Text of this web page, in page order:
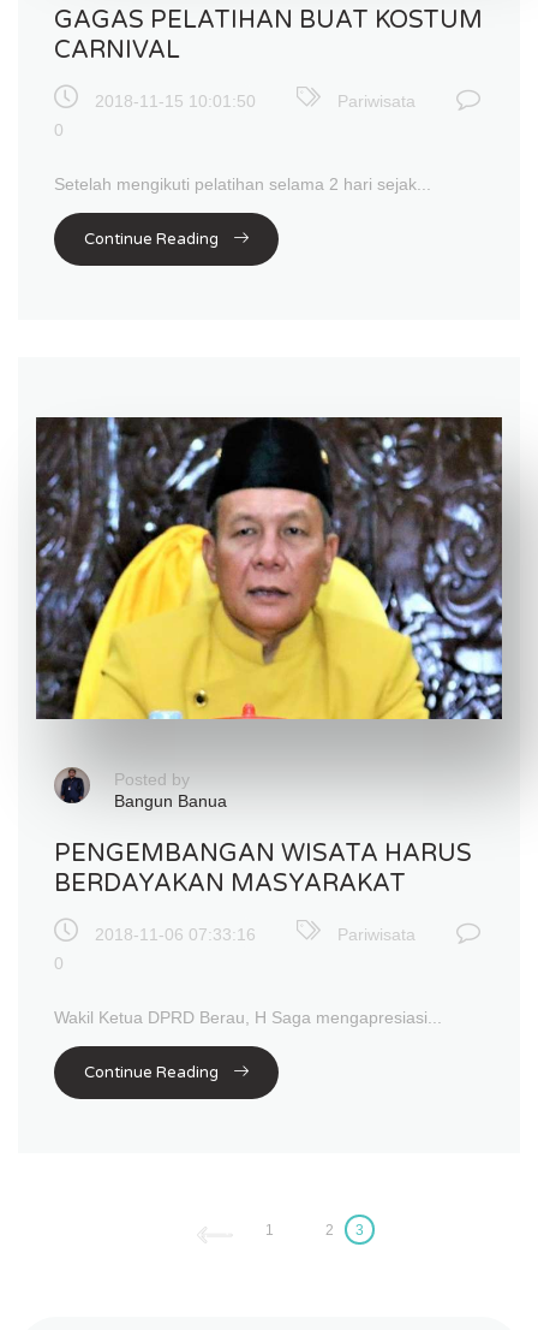
GAGAS PELATIHAN BUAT KOSTUM
CARNIVAL
2018-11-15 10:01:50
Pariwisata
0
Setelah mengikuti pelatihan selama 2 hari sejak...
Continue Reading
Posted by
Bangun Banua
PENGEMBANGAN WISATA HARUS
BERDAYAKAN MASYARAKAT
2018-11-06 07:33:16
Pariwisata
0
Wakil Ketua DPRD Berau, H Saga mengapresiasi...
Continue Reading
1 2 3